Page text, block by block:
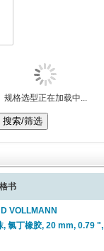
规格选型正在加载中...
书
VOLLMANN
, 氯丁橡胶, 20 mm, 0.79